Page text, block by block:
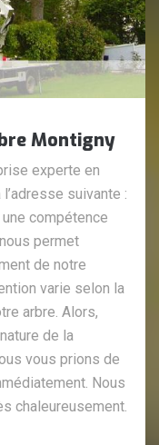
Montigny
experte en
l’adresse suivante :
compétence
permet
de notre
varie selon la
arbre. Alors,
de la
vous prions de
Nous
chaleureusement.